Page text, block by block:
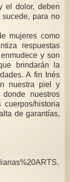
el dolor, deben
para no
mujeres como
respuestas
y son
brindarán la
A fin Inés
nuestra piel y
nuestros
historia
de garantías,